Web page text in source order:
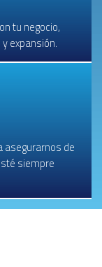
tu negocio,
expansión.
de
siempre